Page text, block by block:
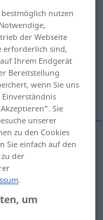
nutzen
der Webseite
erforderlich sind,
Ihrem Endgerät
Bereitstellung
wenn Sie uns
Sie
unserer
zu den Cookies
Sie einfach auf den
der
.
um